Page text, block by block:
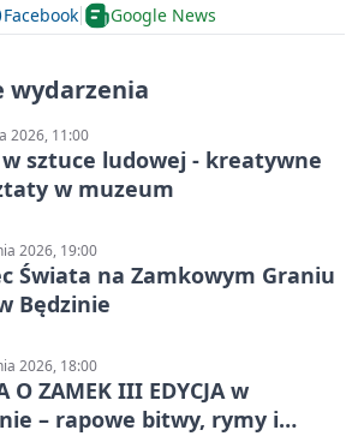
Facebook Google News
wydarzenia
2026, 11:00
sztuce ludowej - kreatywne
w muzeum
2026, 19:00
Świata na Zamkowym Graniu
Będzinie
2026, 18:00
O ZAMEK III EDYCJA w
– rapowe bitwy, rymy i